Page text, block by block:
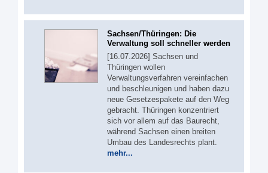
Sachsen/Thüringen: Die
Verwaltung soll schneller werden
[16.07.2026] Sachsen und
Thüringen wollen
Verwaltungsverfahren vereinfachen
und beschleunigen und haben dazu
neue Gesetzespakete auf den Weg
gebracht. Thüringen konzentriert
sich vor allem auf das Baurecht,
während Sachsen einen breiten
Umbau des Landesrechts plant.
mehr...